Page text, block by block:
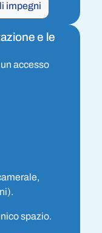
impegni
e le
accesso
spazio.